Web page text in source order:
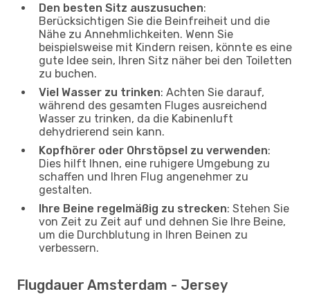
Den besten Sitz auszusuchen:
Berücksichtigen Sie die Beinfreiheit und die
Nähe zu Annehmlichkeiten. Wenn Sie
beispielsweise mit Kindern reisen, könnte es eine
gute Idee sein, Ihren Sitz näher bei den Toiletten
zu buchen.
Viel Wasser zu trinken: Achten Sie darauf,
während des gesamten Fluges ausreichend
Wasser zu trinken, da die Kabinenluft
dehydrierend sein kann.
Kopfhörer oder Ohrstöpsel zu verwenden:
Dies hilft Ihnen, eine ruhigere Umgebung zu
schaffen und Ihren Flug angenehmer zu
gestalten.
Ihre Beine regelmäßig zu strecken: Stehen Sie
von Zeit zu Zeit auf und dehnen Sie Ihre Beine,
um die Durchblutung in Ihren Beinen zu
verbessern.
Flugdauer Amsterdam - Jersey